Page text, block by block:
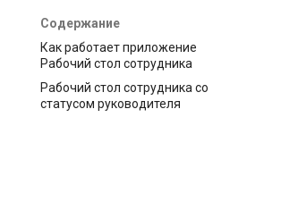
Содержание
Как работает приложение
Рабочий стол сотрудника
Рабочий стол сотрудника со
статусом руководителя